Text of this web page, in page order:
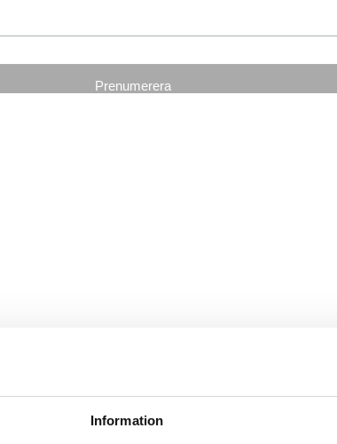
Information